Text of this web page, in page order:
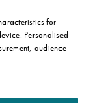
for
Personalised
audience